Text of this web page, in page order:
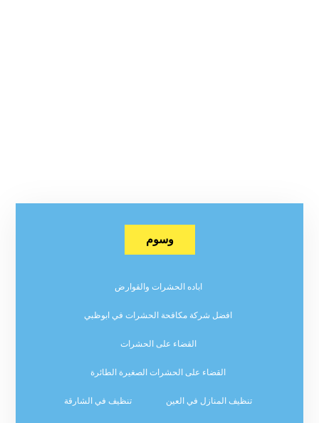
وسوم
اباده الحشرات والقوارض
افضل شركة مكافحة الحشرات في ابوظبي
القضاء على الحشرات
القضاء على الحشرات الصغيرة الطائرة
تنظيف المنازل في العين تنظيف في الشارقة